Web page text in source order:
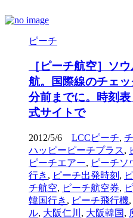
ピーチ
［ピーチ航空］ソ
航。国際線のチェ
分前までに。時刻
式サイトで
2012/5/6 LCCピーチ,
ハッピーピーチプラス,
ピーチエアー, ピーチソ
行き , ピーチ出発時刻 ,
チ航空, ピーチ航空券,
韓国行き , ピーチ飛行機,
ル, 大阪仁川 , 大阪韓国,